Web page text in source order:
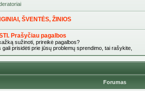
ŠVENTĖS, ŽINIOS
Prašyčiau pagalbos
sužinoti, prireikė pagalbos?
prisidėti prie jūsų problemų sprendimo, tai rašykite,
Forumas